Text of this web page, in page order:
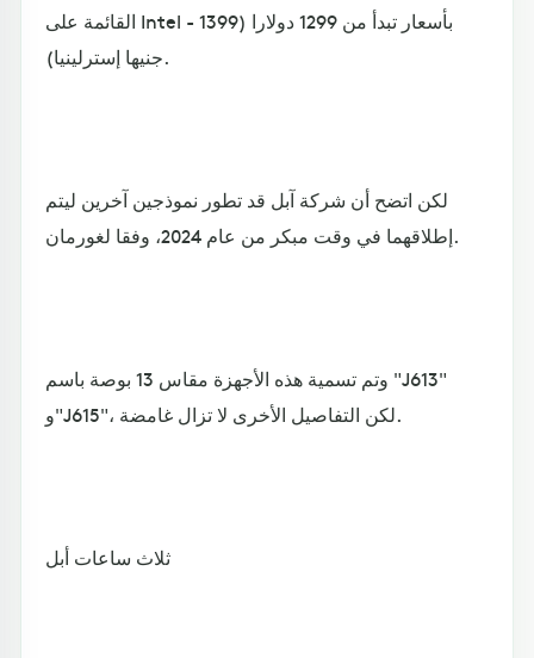
القائمة على Intel - بأسعار تبدأ من 1299 دولارا (1399
جنيها إسترلينيا).
لكن اتضح أن شركة آبل قد تطور نموذجين آخرين ليتم
إطلاقهما في وقت مبكر من عام 2024، وفقا لغورمان.
وتم تسمية هذه الأجهزة مقاس 13 بوصة باسم "J613"
و"J615"، لكن التفاصيل الأخرى لا تزال غامضة.
ثلاث ساعات أبل